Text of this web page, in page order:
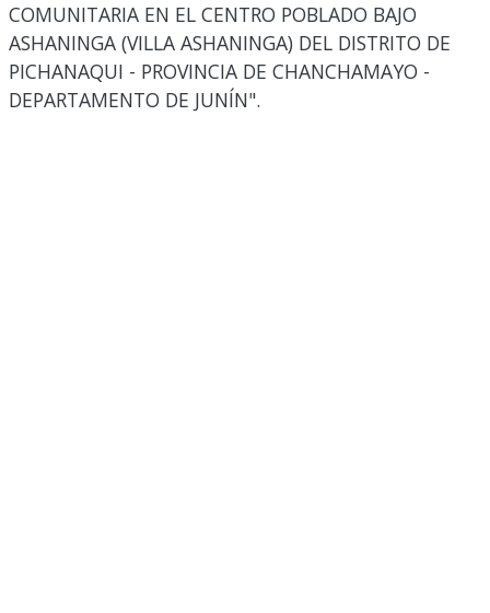
COMUNITARIA EN EL CENTRO POBLADO BAJO
ASHANINGA (VILLA ASHANINGA) DEL DISTRITO DE
PICHANAQUI - PROVINCIA DE CHANCHAMAYO -
DEPARTAMENTO DE JUNÍN".